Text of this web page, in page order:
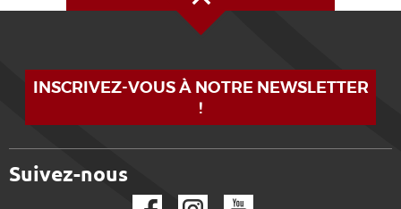
INSCRIVEZ-VOUS À NOTRE NEWSLETTER
!
Suivez-nous